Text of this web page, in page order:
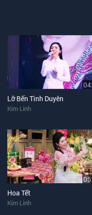
Lỡ Bến Tình Duyên
Kim Linh
Hoa Tết
Kim Linh